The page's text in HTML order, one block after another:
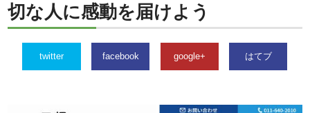
切な人に感動を届けよう
twitter facebook google+ はてブ